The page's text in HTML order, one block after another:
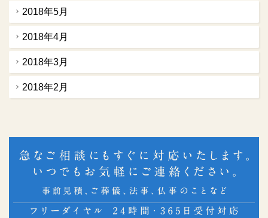
2018年5月
2018年4月
2018年3月
2018年2月